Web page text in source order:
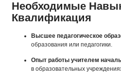
Необходимые
Квалификация
Высшее педагогическое
образования или педагогики.
Опыт работы учителем
в образовательных